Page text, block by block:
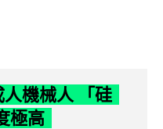
機械人 「硅
極高